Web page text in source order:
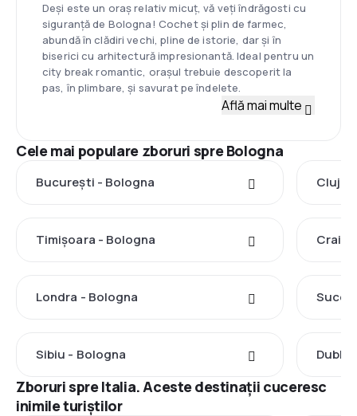
Deși este un oraș relativ micuț, vă veți îndrăgosti cu
siguranță de Bologna! Cochet și plin de farmec,
abundă în clădiri vechi, pline de istorie, dar și în
biserici cu arhitectură impresionantă. Ideal pentru un
city break romantic, orașul trebuie descoperit la
pas, în plimbare, și savurat pe îndelete.
Află mai multe
Cele mai populare zboruri spre Bologna
București - Bologna Cluj-
Timișoara - Bologna
Londra - Bologna
Sibiu - Bologna
Zboruri spre Italia. Aceste destinații cuceresc
inimile turiștilor